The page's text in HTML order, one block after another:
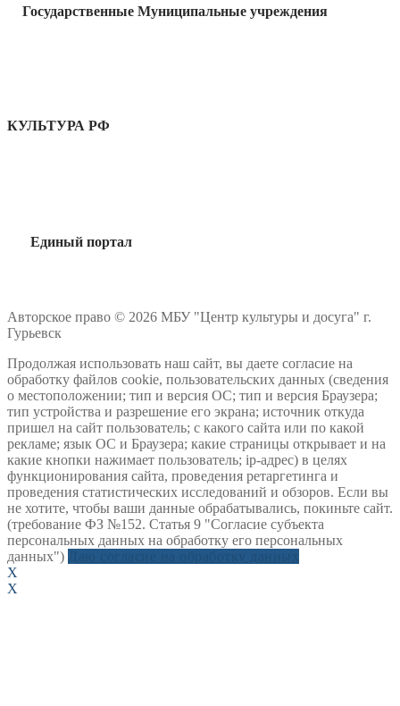
Государственные Муниципальные учреждения
КУЛЬТУРА РФ
Единый портал
Авторское право © 2026 МБУ "Центр культуры и досуга" г.
Гурьевск
Продолжая использовать наш сайт, вы даете согласие на
обработку файлов cookie, пользовательских данных (сведения
о местоположении; тип и версия ОС; тип и версия Браузера;
тип устройства и разрешение его экрана; источник откуда
пришел на сайт пользователь; с какого сайта или по какой
рекламе; язык ОС и Браузера; какие страницы открывает и на
какие кнопки нажимает пользователь; ip-адрес) в целях
функционирования сайта, проведения ретаргетинга и
проведения статистических исследований и обзоров. Если вы
не хотите, чтобы ваши данные обрабатывались, покиньте сайт.
(требование ФЗ №152. Статья 9 "Согласие субъекта
персональных данных на обработку его персональных
данных")
X
X